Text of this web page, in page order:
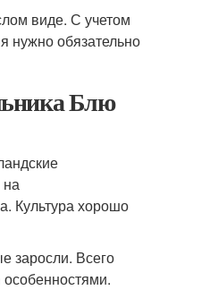
виде. С учетом
нужно обязательно
Блю
на
Культура хорошо
заросли. Всего